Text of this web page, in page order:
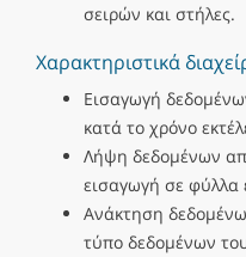
σειρών και στήλες.
Χαρακτηριστικά
Εισαγωγή
κατά το χρόνο
Λήψη δεδομένων
εισαγωγή σε φύλλα
Ανάκτηση
τύπο δεδομένων